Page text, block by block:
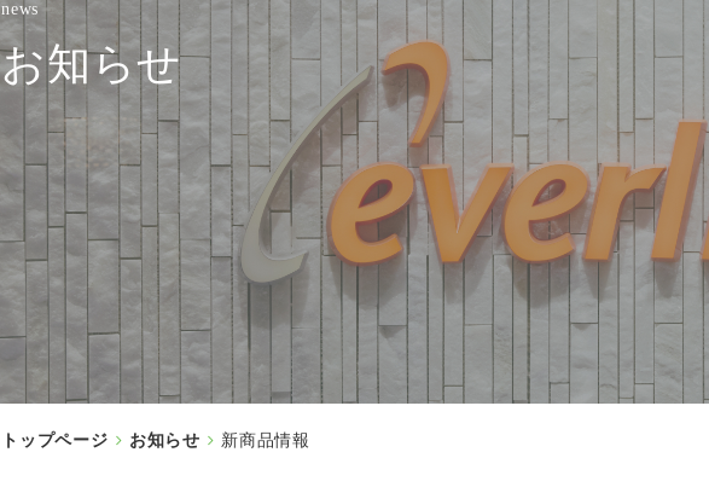
news
お知らせ
トップページ お知らせ 新商品情報